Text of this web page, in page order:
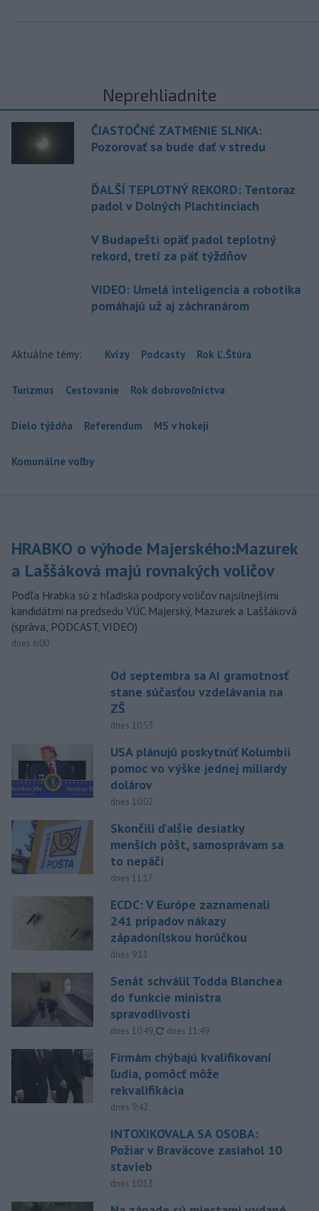
Neprehliadnite
ČIASTOČNÉ ZATMENIE SLNKA:
Pozorovať sa bude dať v stredu
ĎALŠÍ TEPLOTNÝ REKORD: Tentoraz
padol v Dolných Plachtinciach
V Budapešti opäť padol teplotný
rekord, tretí za päť týždňov
VIDEO: Umelá inteligencia a robotika
pomáhajú už aj záchranárom
Aktuálne témy: Kvízy Podcasty Rok Ľ.Štúra
Turizmus Cestovanie Rok dobrovoľníctva
Dielo týždňa Referendum MS v hokeji
Komunálne voľby
HRABKO o výhode Majerského:Mazurek
a Laššáková majú rovnakých voličov
Podľa Hrabka sú z hľadiska podpory voličov najsilnejšími
kandidátmi na predsedu VÚC Majerský, Mazurek a Laššáková
(správa, PODCAST, VIDEO)
dnes 6:00
Od septembra sa AI gramotnosť
stane súčasťou vzdelávania na
ZŠ
dnes 10:53
USA plánujú poskytnúť Kolumbii
pomoc vo výške jednej miliardy
dolárov
dnes 10:02
Skončili ďalšie desiatky
menších pôšt, samosprávam sa
to nepáči
dnes 11:17
ECDC: V Európe zaznamenali
241 prípadov nákazy
západonílskou horúčkou
dnes 9:11
Senát schválil Todda Blanchea
do funkcie ministra
spravodlivosti
dnes 10:49, aktualizované
dnes 11:49
Firmám chýbajú kvalifikovaní
ľudia, pomôcť môže
rekvalifikácia
dnes 9:42
INTOXIKOVALA SA OSOBA:
Požiar v Braväcove zasiahol 10
stavieb
dnes 10:13